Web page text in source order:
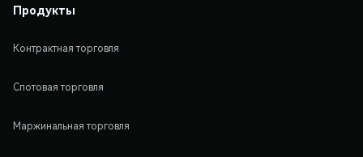
Продукты
Контрактная торговля
Спотовая торговля
Маржинальная торговля